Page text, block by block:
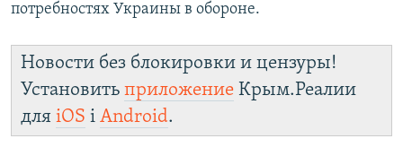
потребностях Украины в обороне.
Новости без блокировки и цензуры!
Установить приложение Крым.Реалии
для iOS і Android.